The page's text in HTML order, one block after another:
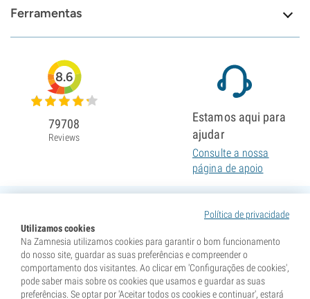
Ferramentas
Política de privacidade
Utilizamos cookies
Na Zamnesia utilizamos cookies para garantir o bom funcionamento
do nosso site, guardar as suas preferências e compreender o
comportamento dos visitantes. Ao clicar em 'Configurações de cookies',
pode saber mais sobre os cookies que usamos e guardar as suas
preferências. Se optar por 'Aceitar todos os cookies e continuar', estará
8.6
79708
Reviews
Estamos aqui para
ajudar
Consulte a nossa
página de apoio